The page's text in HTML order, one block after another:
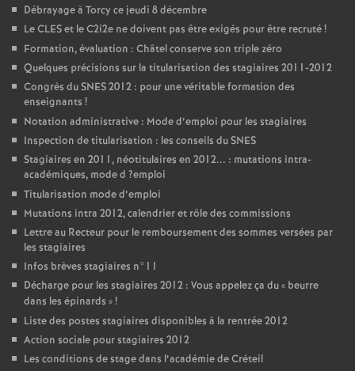
Débrayage à Torcy ce jeudi 8 décembre
LeCLESet le C2i2e ne doivent pas être exigés pour être recruté!
Formation, évaluation : Châtel conserve son triple zéro
Quelques précisions sur la titularisation des stagiaires 2011-2012
Congrès duSNES2012 : pour une véritable formation des
enseignants !
Notation administrative : Mode d’emploi pour les stagiaires
Inspection de titularisation : les conseils duSNES
Stagiaires en 2011, néotitulaires en 2012... : mutations intra-
académiques, mode d ?emploi
Titularisation mode d’emploi
Mutations intra 2012, calendrier et rôle des commissions
Lettre au Recteur pour le remboursement des sommes versées par
les stagiaires
Infos brèves stagiaires n°11
Décharge pour les stagiaires 2012 : Vous appelez ça du « beurre
dans les épinards »!
Liste des postes stagiaires disponibles à la rentrée 2012
Action sociale pour stagiaires 2012
Les conditions de stage dans l’académie de Créteil